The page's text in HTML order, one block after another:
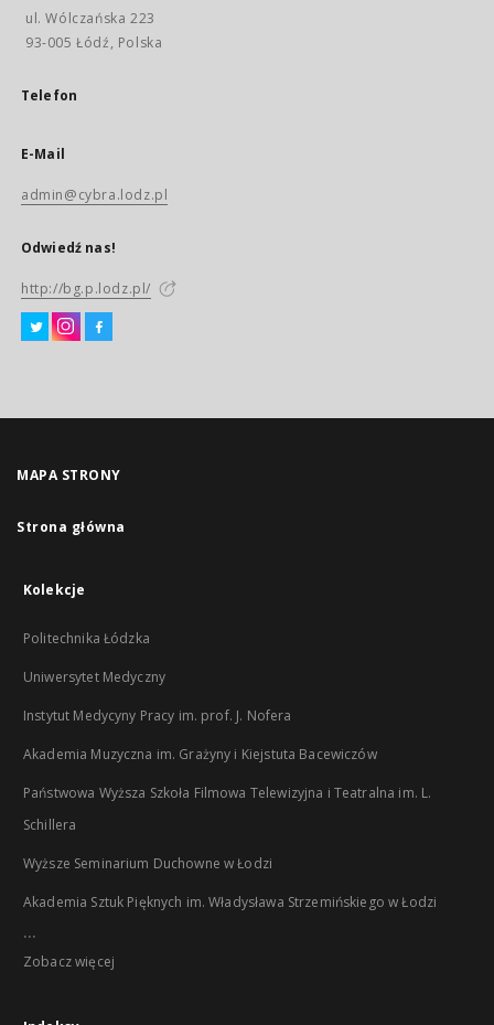
ul. Wólczańska 223
93-005 Łódź, Polska
Telefon
E-Mail
admin@cybra.lodz.pl
Odwiedź nas!
http://bg.p.lodz.pl/
MAPA STRONY
Strona główna
Kolekcje
Politechnika Łódzka
Uniwersytet Medyczny
Instytut Medycyny Pracy im. prof. J. Nofera
Akademia Muzyczna im. Grażyny i Kiejstuta Bacewiczów
Państwowa Wyższa Szkoła Filmowa Telewizyjna i Teatralna im. L.
Schillera
Wyższe Seminarium Duchowne w Łodzi
Akademia Sztuk Pięknych im. Władysława Strzemińskiego w Łodzi
...
Zobacz więcej